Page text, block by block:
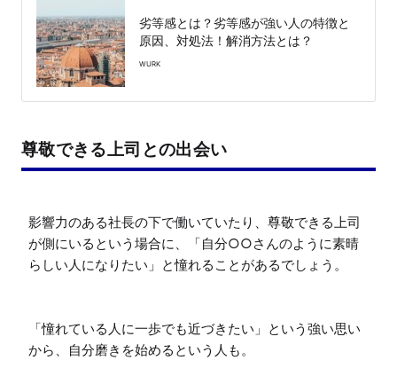
劣等感とは？劣等感が強い人の特徴と
原因、対処法！解消方法とは？
WURK
尊敬できる上司との出会い
影響力のある社長の下で働いていたり、尊敬できる上司
が側にいるという場合に、「自分○○さんのように素晴
らしい人になりたい」と憧れることがあるでしょう。
「憧れている人に一歩でも近づきたい」という強い思い
から、自分磨きを始めるという人も。